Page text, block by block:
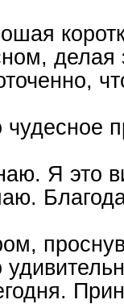
делая
чудесное
Я это